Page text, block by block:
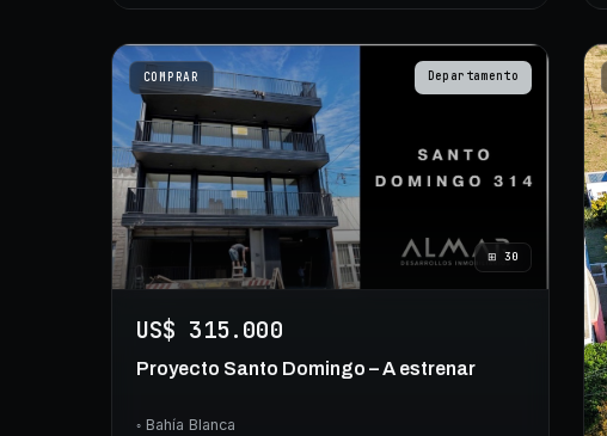
COMPRAR Departamento
⊞30
US$ 315.000
Proyecto Santo Domingo – A estrenar
◦ Bahía Blanca